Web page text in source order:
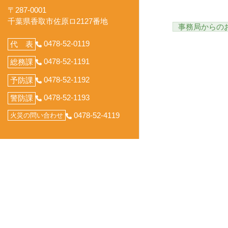
〒287-0001
千葉県香取市佐原ロ2127番地
代 表 0478-52-0119
総務課 0478-52-1191
予防課 0478-52-1192
警防課 0478-52-1193
火災の問い合わせ 0478-52-4119
事務局からの